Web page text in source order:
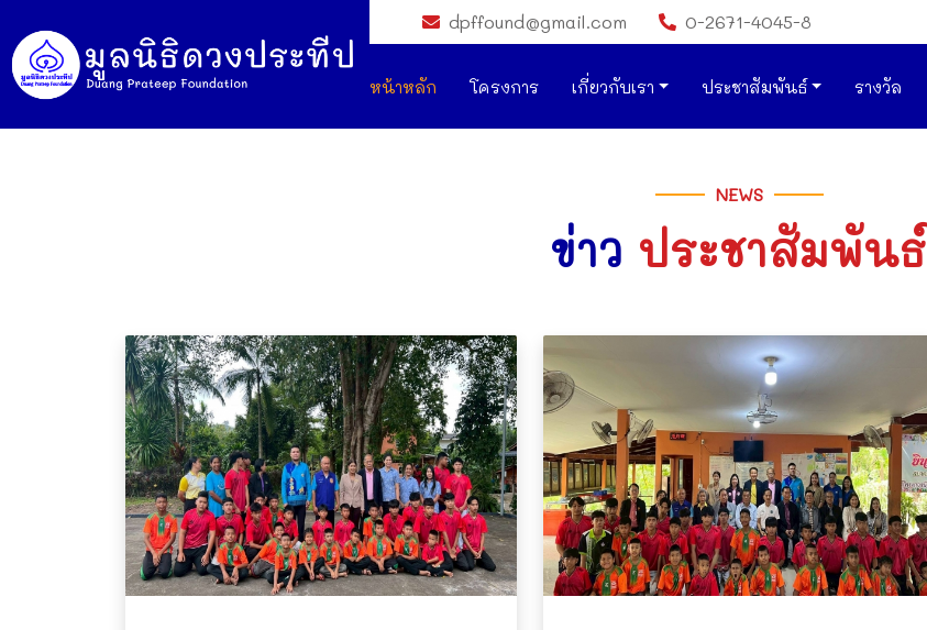
dpffound@gmail.com 0-2671-4045-8
หน้าหลัก โครงการ เกี่ยวกับเรา ประชาสัมพันธ์ รางวัล
NEWS
ข่าว ประชาสัมพันธ์